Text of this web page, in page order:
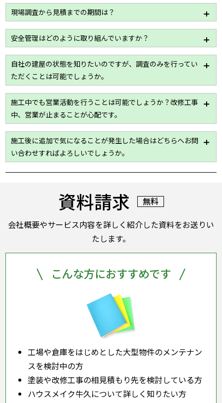
工事内容や建屋の規模等によって変わりますが、一般
的には2～3週間を想定しております。
詳細はお問い合わせください。
現場調査から見積までの期間は？
建屋の規模や資料のご要望によって多少の差はありま
すが、1週間から10日まででご提出させていただきま
す。
安全管理はどのように取り組んでいますか？
ハウスメイク牛久では作業員の名簿をはじめ、危機予
知活動日報等を用いて安全管理を目的とした書類の作
成・管理を徹底しており、現場の状況を関係者間で
日々共有しております。
自社の建屋の状態を知りたいのですが、調査のみを行ってい
ただくことは可能でしょうか。
はい！現場調査は「無料」で行わせていただきます。
工場、倉庫、老健施設のことまでどんな些細なことで
もお答えいたします。
施工中でも営業活動を行うことは可能でしょうか？改修工事
中、営業が止まることが心配です。
最大限業務に支障のないよう配慮いたしますが詳細は
現場調査が必要になりますので、一度ご相談くださ
い。
施工後に追加で気になることが発生した場合はどちらへお問
い合わせすればよろしいでしょうか。
基本、すべて「ハウスメイク牛久」にて承ります。
久が行いますのでご安心ください。
資料請求
無料
会社概要やサービス内容を詳しく紹介した資料をお送りい
たします。
こんな方におすすめです
工場や倉庫をはじめとした大型物件のメンテナン
スを検討中の方
塗装や改修工事の相見積もり先を検討している方
ハウスメイク牛久について詳しく知りたい方